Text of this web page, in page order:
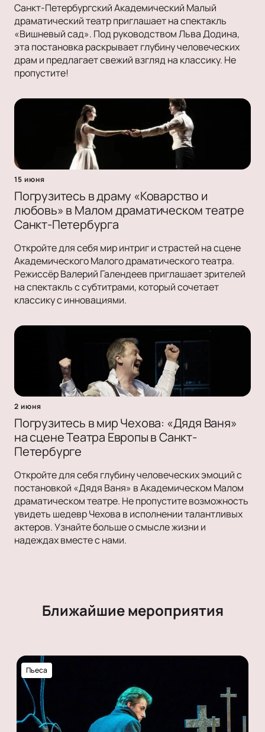
Санкт-Петербургский Академический Малый
драматический театр приглашает на спектакль
«Вишневый сад». Под руководством Льва Додина,
эта постановка раскрывает глубину человеческих
драм и предлагает свежий взгляд на классику. Не
пропустите!
15 июня
Погрузитесь в драму «Коварство и
любовь» в Малом драматическом театре
Санкт-Петербурга
Откройте для себя мир интриг и страстей на сцене
Академического Малого драматического театра.
Режиссёр Валерий Галендеев приглашает зрителей
на спектакль с субтитрами, который сочетает
классику с инновациями.
2 июня
Погрузитесь в мир Чехова: «Дядя Ваня»
на сцене Театра Европы в Санкт-
Петербурге
Откройте для себя глубину человеческих эмоций с
постановкой «Дядя Ваня» в Академическом Малом
драматическом театре. Не пропустите возможность
увидеть шедевр Чехова в исполнении талантливых
актеров. Узнайте больше о смысле жизни и
надеждах вместе с нами.
Ближайшие мероприятия
Пьеса